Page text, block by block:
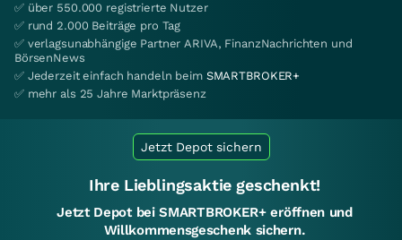
✅ über 550.000 registrierte Nutzer
✅ rund 2.000 Beiträge pro Tag
✅ verlagsunabhängige Partner ARIVA, FinanzNachrichten und
BörsenNews
✅ Jederzeit einfach handeln beim SMARTBROKER+
✅ mehr als 25 Jahre Marktpräsenz
Jetzt Depot sichern
Ihre Lieblingsaktie geschenkt!
Jetzt Depot bei SMARTBROKER+ eröffnen und
Willkommensgeschenk sichern.